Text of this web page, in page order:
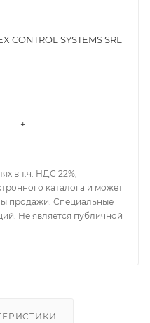
CONTROL SYSTEMS SRL
— +
в т.ч. НДС 22%,
каталога и может
продажи. Специальные
Не является публичной